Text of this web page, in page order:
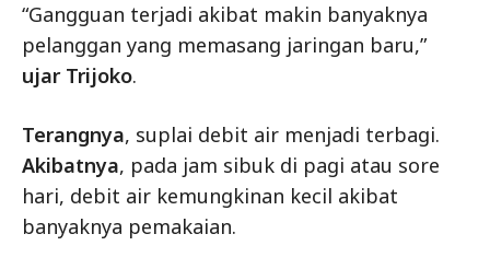
“Gangguan terjadi akibat makin banyaknya
pelanggan yang memasang jaringan baru,”
ujar Trijoko.
Terangnya, suplai debit air menjadi terbagi.
Akibatnya, pada jam sibuk di pagi atau sore
hari, debit air kemungkinan kecil akibat
banyaknya pemakaian.